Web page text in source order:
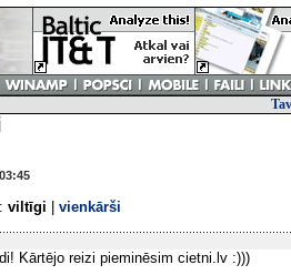
viltīgi vienkārši
Kārtējo reizi pieminēsim cietni.lv :)))